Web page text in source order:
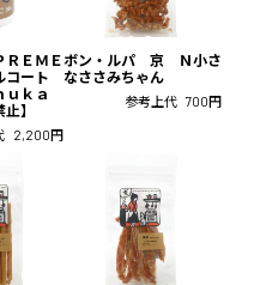
ＥＭＥ
コート
ｕｋａ
】
2,200円
ボン・ルパ 京 Ｎ小さ
なささみちゃん
参考上代 700円